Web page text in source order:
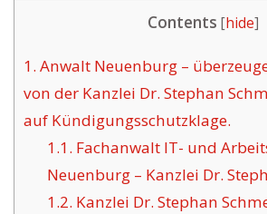
Contents [hide]
1. Anwalt Neuenburg –
von der Kanzlei Dr. Stephan
auf Kündigungsschutzklage.
1.1. Fachanwalt IT- und
Neuenburg – Kanzlei Dr.
1.2. Kanzlei Dr. Stephan